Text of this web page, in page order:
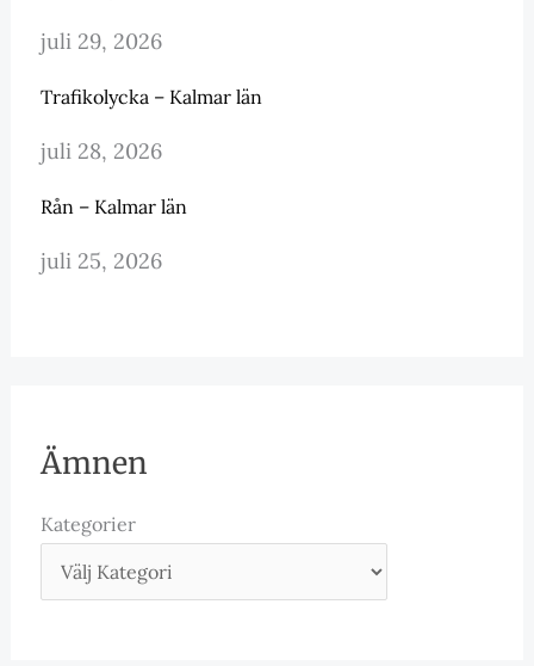
juli 29, 2026
Trafikolycka – Kalmar län
juli 28, 2026
Rån – Kalmar län
juli 25, 2026
Ämnen
Kategorier